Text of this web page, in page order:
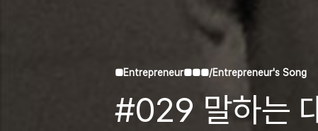
■Entrepreneur■■■/Entrepreneur's Song
#029 말하는